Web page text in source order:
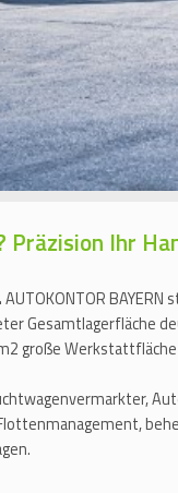
Ihr
AUTOKONTOR
Gesamtlagerfläche
große